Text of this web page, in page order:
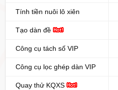
Tính tiền nuôi lô xiên
Tạo dàn đề
Công cụ tách số VIP
Công cụ lọc ghép dàn VIP
Quay thử KQXS